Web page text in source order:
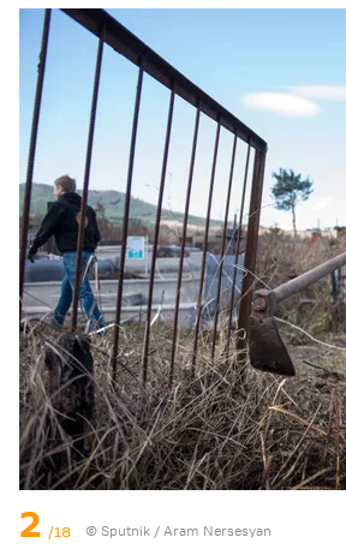
2 /18 © Sputnik / Aram Nersesyan